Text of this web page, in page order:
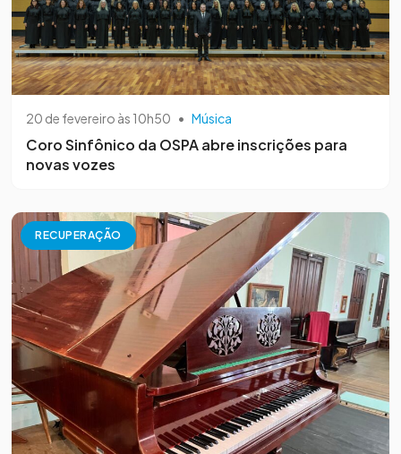
20 de fevereiro às 10h50 • Música
Coro Sinfônico da OSPA abre inscrições para
novas vozes
RECUPERAÇÃO